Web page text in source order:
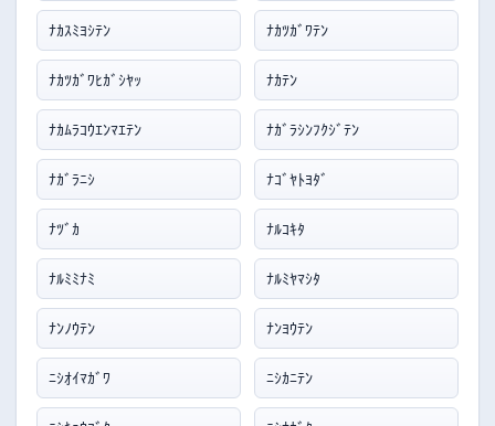
ﾅｶｽﾐﾖｼﾃﾝ ﾅｶﾂｶﾞﾜﾃﾝ
ﾅｶﾂｶﾞﾜﾋｶﾞｼﾔｯ ﾅｶﾃﾝ
ﾅｶﾑﾗｺｳｴﾝﾏｴﾃﾝ ﾅｶﾞﾗｼﾝﾌｸｼﾞﾃﾝ
ﾅｶﾞﾗﾆｼ ﾅｺﾞﾔﾄﾖﾀﾞ
ﾅﾂﾞｶ ﾅﾙｺｷﾀ
ﾅﾙﾐﾐﾅﾐ ﾅﾙﾐﾔﾏｼﾀ
ﾅﾝﾉｳﾃﾝ ﾅﾝﾖｳﾃﾝ
ﾆｼｵｲﾏｶﾞﾜ ﾆｼｶﾆﾃﾝ